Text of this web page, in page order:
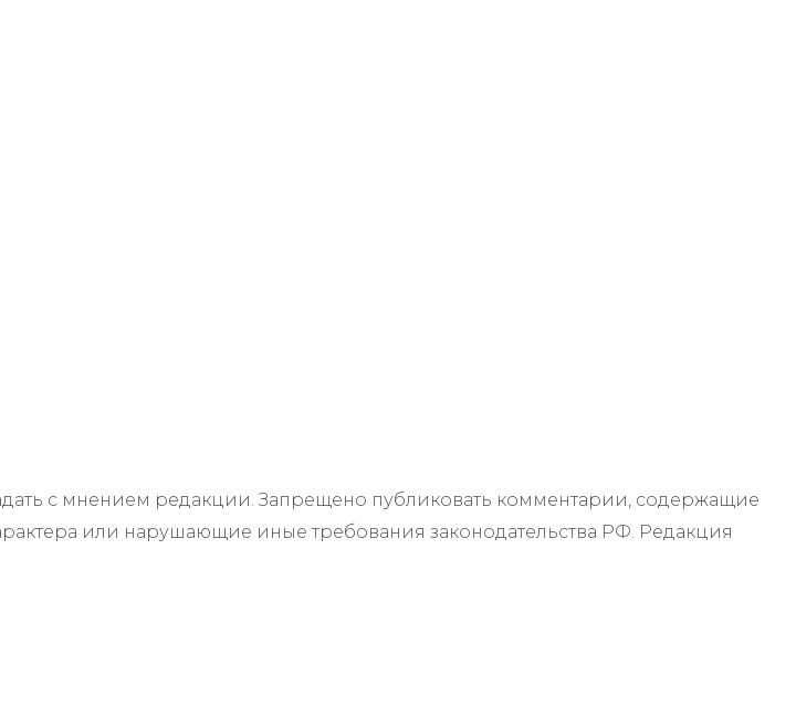
с мнением редакции. Запрещено публиковать комментарии, содержащие
или нарушающие иные требования законодательства РФ. Редакция